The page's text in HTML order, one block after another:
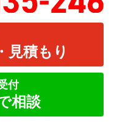
見積もり
付
相談